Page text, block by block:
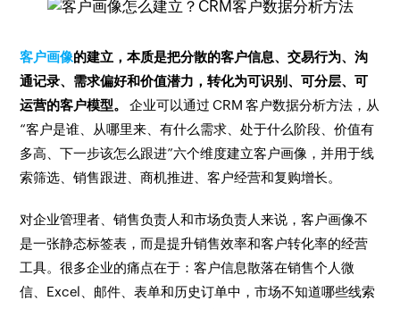
客户画像的建立，本质是把分散的客户信息、交易行为、沟
通记录、需求偏好和价值潜力，转化为可识别、可分层、可
运营的客户模型。
企业可以通过 CRM 客户数据分析方法，从
“客户是谁、从哪里来、有什么需求、处于什么阶段、价值有
多高、下一步该怎么跟进”六个维度建立客户画像，并用于线
索筛选、销售跟进、商机推进、客户经营和复购增长。
对企业管理者、销售负责人和市场负责人来说，客户画像不
是一张静态标签表，而是提升销售效率和客户转化率的经营
工具。很多企业的痛点在于：客户信息散落在销售个人微
信、Excel、邮件、表单和历史订单中，市场不知道哪些线索